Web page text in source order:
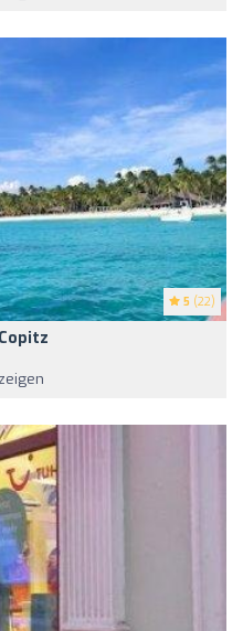
5 (22)